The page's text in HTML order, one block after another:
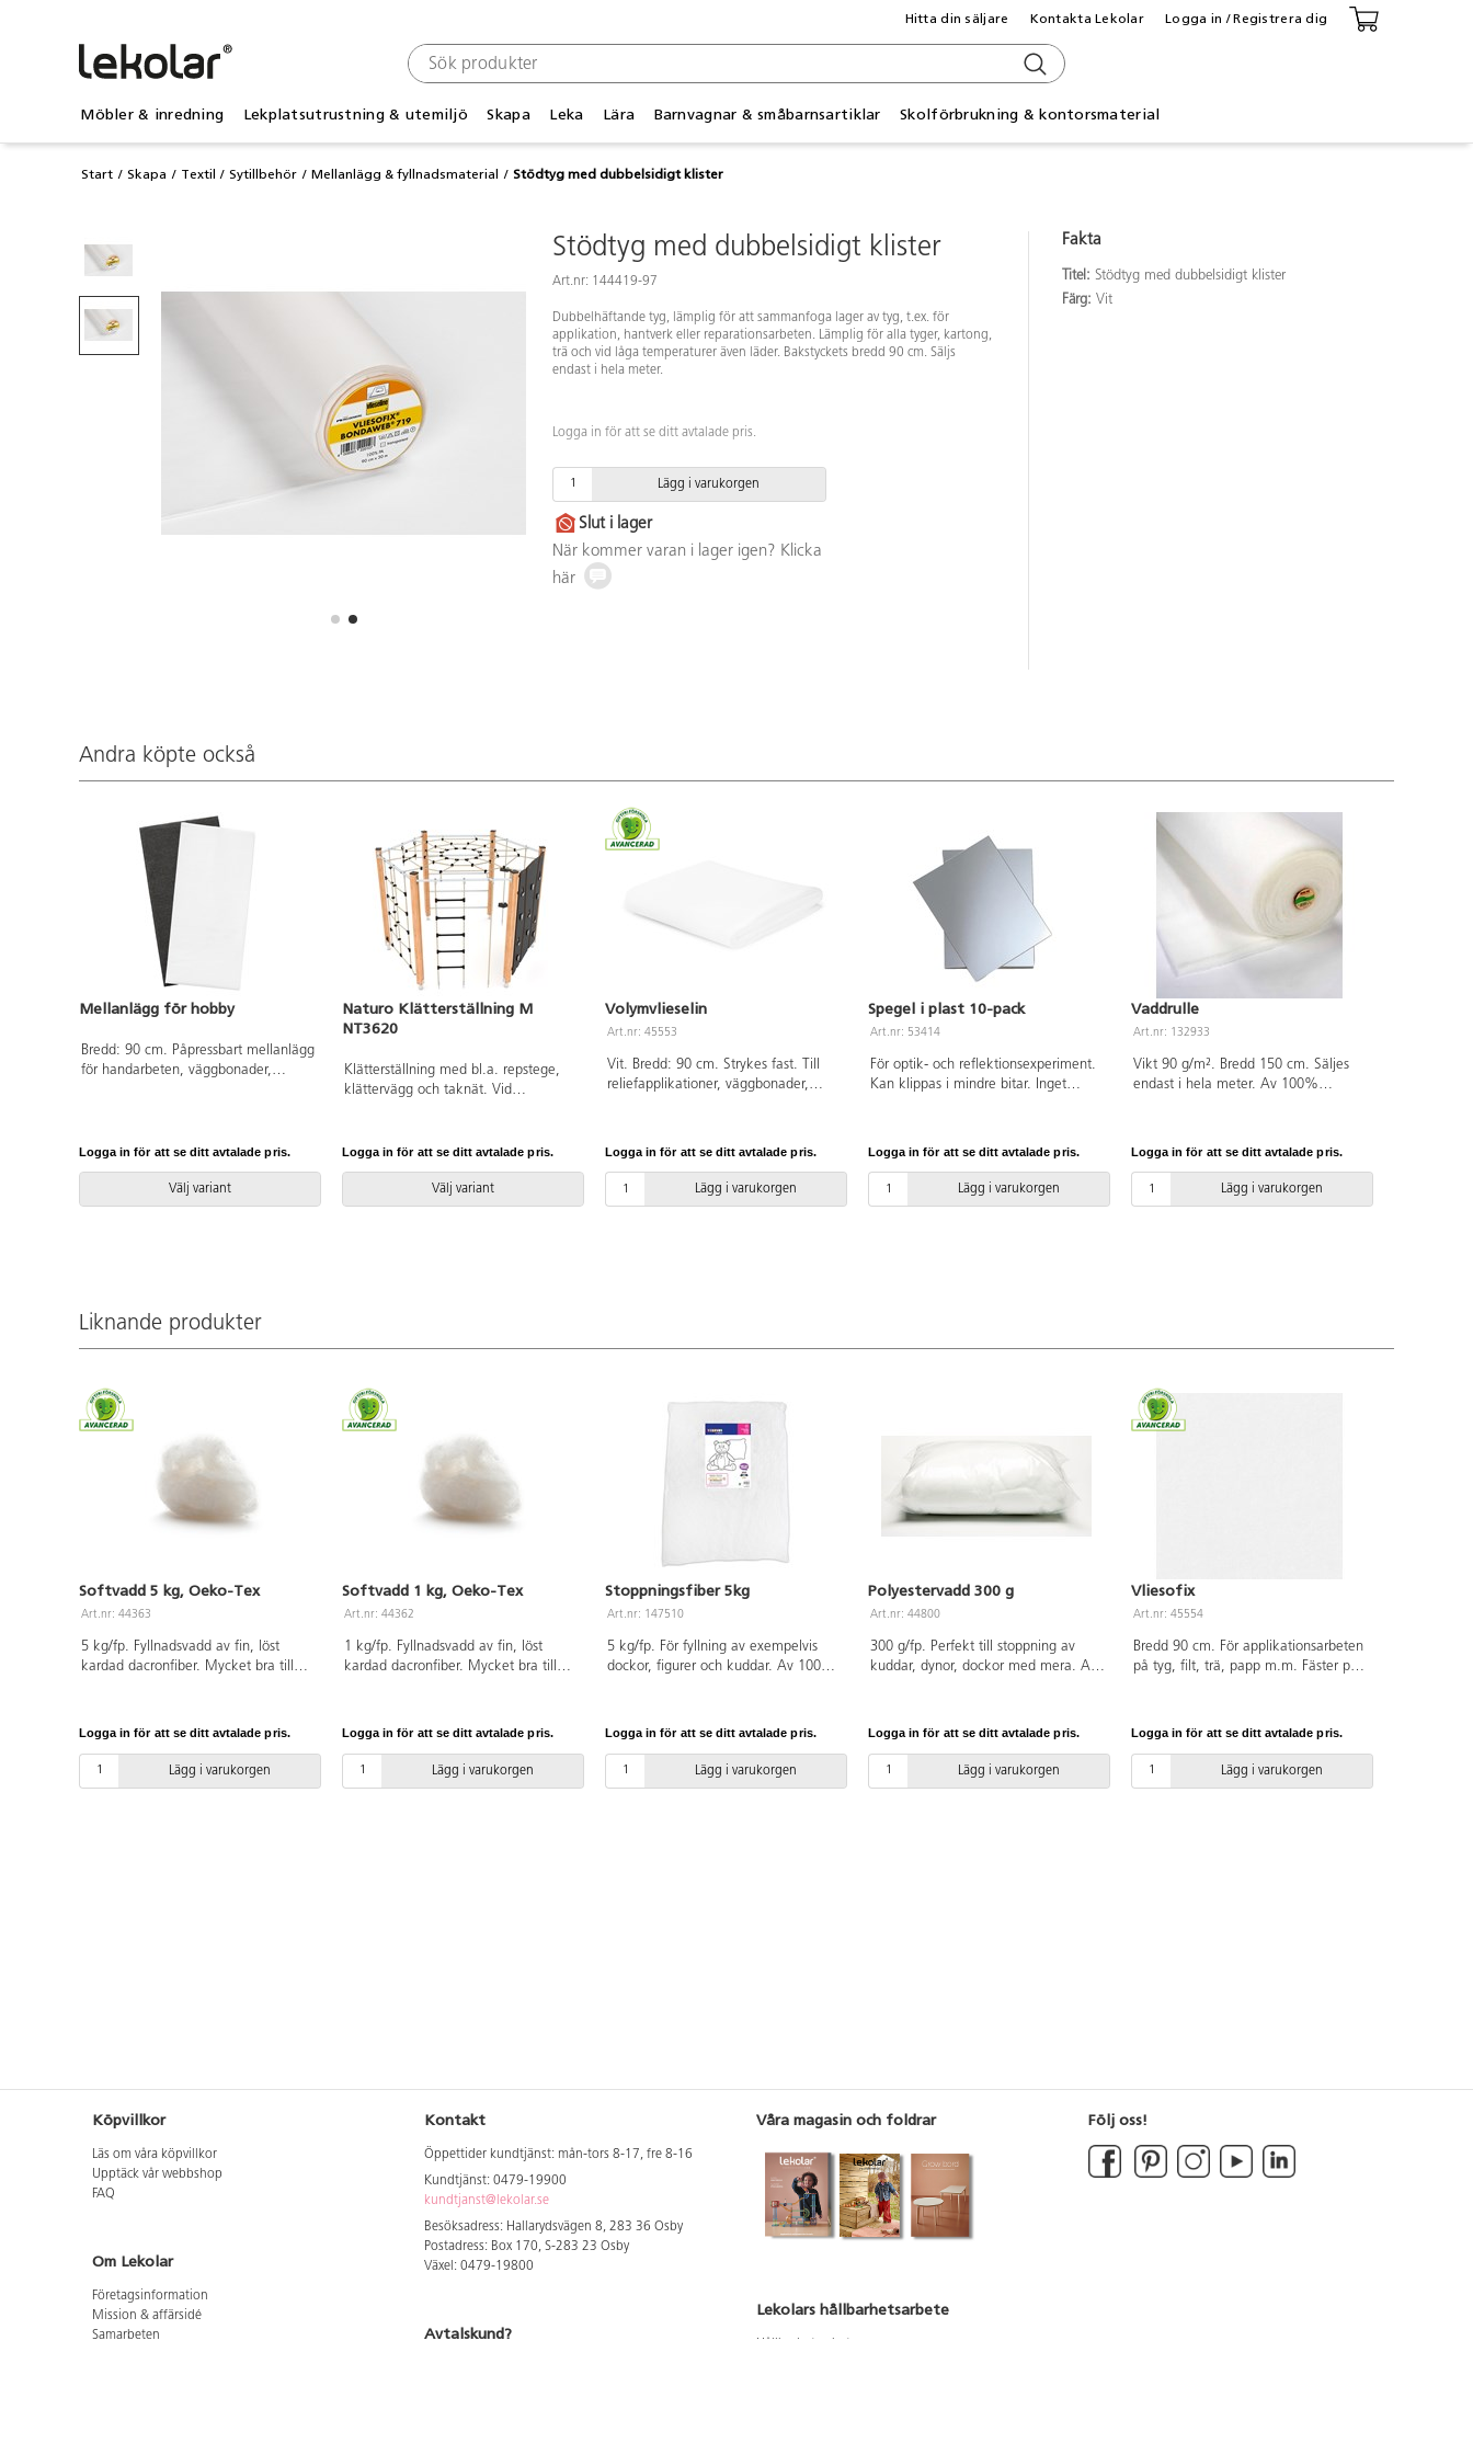
Möbler & inredning Lekplatsutrustning & utemiljö Skapa Leka Lära Barnvagnar & småbarnsartiklar Skolförbrukning & kontorsmaterial
Hitta din säljare Kontakta Lekolar Logga in / Registrera dig
Start Skapa Textil Sytillbehör Mellanlägg & fyllnadsmaterial Stödtyg med dubbelsidigt klister
Stödtyg med dubbelsidigt klister
Art.nr: 144419-97
Dubbelhäftande tyg, lämplig för att sammanfoga lager av tyg, t.ex. för
applikation, hantverk eller reparationsarbeten. Lämplig för alla tyger, kartong,
trä och vid låga temperaturer även läder. Bakstyckets bredd 90 cm. Säljs
endast i hela meter.
Logga in för att se ditt avtalade pris.
Lägg i varukorgen
Slut i lager
När kommer varan i lager igen? Klicka
här
Fakta
Titel: Stödtyg med dubbelsidigt klister
Färg: Vit
Andra köpte också
Mellanlägg för hobby
Bredd: 90 cm. Påpressbart mellanlägg
för handarbeten, väggbonader,
Logga in för att se ditt avtalade pris.
Välj variant
Naturo Klätterställning M
NT3620
Klätterställning med bl.a. repstege,
klättervägg och taknät. Vid
versionen finns att tillgå på begäran.
Inkluderar markförankring K1.
Logga in för att se ditt avtalade pris.
Välj variant
Volymvlieselin
Art.nr: 45553
Vit. Bredd: 90 cm. Strykes fast. Till
reliefapplikationer, väggbonader,
Logga in för att se ditt avtalade pris.
Lägg i varukorgen
Spegel i plast 10-pack
Art.nr: 53414
För optik- och reflektionsexperiment.
Kan klippas i mindre bitar. Inget
Logga in för att se ditt avtalade pris.
Lägg i varukorgen
Vaddrulle
Art.nr: 132933
Vikt 90 g/m². Bredd 150 cm. Säljes
endast i hela meter. Av 100%
Logga in för att se ditt avtalade pris.
Lägg i varukorgen
Liknande produkter
Softvadd 5 kg, Oeko-Tex
Art.nr: 44363
5 kg/fp. Fyllnadsvadd av fin, löst
kardad dacronfiber. Mycket bra till
Logga in för att se ditt avtalade pris.
Lägg i varukorgen
Softvadd 1 kg, Oeko-Tex
Art.nr: 44362
1 kg/fp. Fyllnadsvadd av fin, löst
kardad dacronfiber. Mycket bra till
Logga in för att se ditt avtalade pris.
Lägg i varukorgen
Stoppningsfiber 5kg
Art.nr: 147510
5 kg/fp. För fyllning av exempelvis
dockor, figurer och kuddar. Av 100%
Logga in för att se ditt avtalade pris.
Lägg i varukorgen
Polyestervadd 300 g
Art.nr: 44800
300 g/fp. Perfekt till stoppning av
kuddar, dynor, dockor med mera. Av
Logga in för att se ditt avtalade pris.
Lägg i varukorgen
Vliesofix
Art.nr: 45554
Bredd 90 cm. För applikationsarbeten
på tyg, filt, trä, papp m.m. Fäster på
Logga in för att se ditt avtalade pris.
Lägg i varukorgen
Köpvillkor
Läs om våra köpvillkor
Upptäck vår webbshop
FAQ
Om Lekolar
Företagsinformation
Mission & affärsidé
Samarbeten
Kontakt
Öppettider kundtjänst: mån-tors 8-17, fre 8-16
Kundtjänst: 0479-19900
kundtjanst@lekolar.se
Besöksadress: Hallarydsvägen 8, 283 36 Osby
Postadress: Box 170, S-283 23 Osby
Växel: 0479-19800
Avtalskund?
Våra magasin och foldrar
Lekolars hållbarhetsarbete
Följ oss!